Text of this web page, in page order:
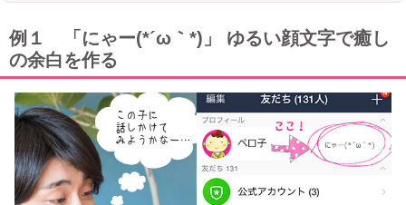
例１ 「にゃー(*´ω｀*)」 ゆるい顔文字で癒し
の余白を作る